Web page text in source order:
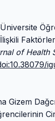
of Health
Gizem